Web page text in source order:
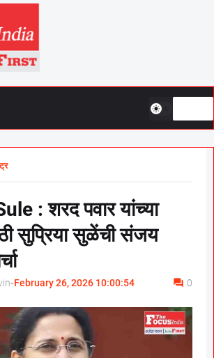
: शरद पवार यांच्या
सुप्रिया सुळेंची संजय
-February 26, 2026 10:00:54 0